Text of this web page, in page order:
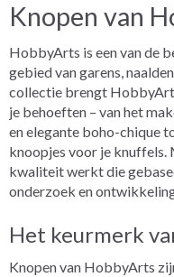
Knopen van
HobbyArts is een van de
gebied van garens,
collectie brengt
je behoeften – van het
en elegante boho-chique
knoopjes voor je knuffels.
kwaliteit werkt die
onderzoek en
Het keurmerk
Knopen van HobbyArts